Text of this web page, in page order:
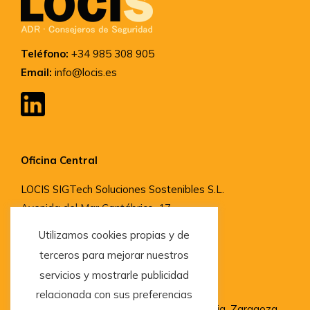
Teléfono: +34 985 308 905
Email: info@locis.es
Oficina Central
LOCIS SIGTech Soluciones Sostenibles S.L.
Avenida del Mar Cantábrico, 17,
Delegaciones
Utilizamos cookies propias y de
terceros para mejorar nuestros
servicios y mostrarle publicidad
relacionada con sus preferencias